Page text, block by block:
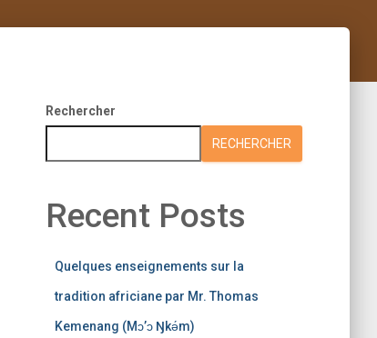
Rechercher
RECHERCHER
Recent Posts
Quelques enseignements sur la
tradition africiane par Mr. Thomas
Kemenang (Mɔ’ɔ Ŋkǝ́m)